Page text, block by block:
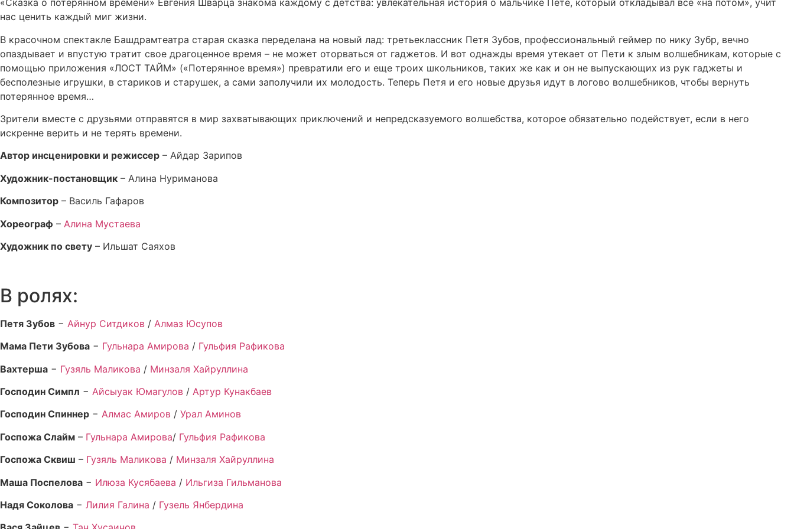
«Сказка о потерянном времени» Евгения Шварца знакома каждому с детства: увлекательная история о мальчике Пете, который откладывал все «на потом», учит
нас ценить каждый миг жизни.
В красочном спектакле Башдрамтеатра старая сказка переделана на новый лад: третьеклассник Петя Зубов, профессиональный геймер по нику Зубр, вечно
опаздывает и впустую тратит свое драгоценное время – не может оторваться от гаджетов. И вот однажды время утекает от Пети к злым волшебникам, которые с
помощью приложения «ЛОСТ ТАЙМ» («Потерянное время») превратили его и еще троих школьников, таких же как и он не выпускающих из рук гаджеты и
бесполезные игрушки, в стариков и старушек, а сами заполучили их молодость. Теперь Петя и его новые друзья идут в логово волшебников, чтобы вернуть
потерянное время…
Зрители вместе с друзьями отправятся в мир захватывающих приключений и непредсказуемого волшебства, которое обязательно подействует, если в него
искренне верить и не терять времени.
Автор инсценировки и режиссер – Айдар Зарипов
Художник-постановщик – Алина Нуриманова
Композитор – Василь Гафаров
Хореограф – Алина Мустаева
Художник по свету – Ильшат Саяхов
В ролях:
Петя Зубов − Айнур Ситдиков / Алмаз Юсупов
Мама Пети Зубова − Гульнара Амирова / Гульфия Рафикова
Вахтерша − Гузяль Маликова / Минзаля Хайруллина
Господин Симпл − Айсыуак Юмагулов / Артур Кунакбаев
Господин Спиннер − Алмас Амиров / Урал Аминов
Госпожа Слайм – Гульнара Амирова/ Гульфия Рафикова
Госпожа Сквиш – Гузяль Маликова / Минзаля Хайруллина
Маша Поспелова − Илюза Кусябаева / Ильгиза Гильманова
Надя Соколова − Лилия Галина / Гузель Янбердина